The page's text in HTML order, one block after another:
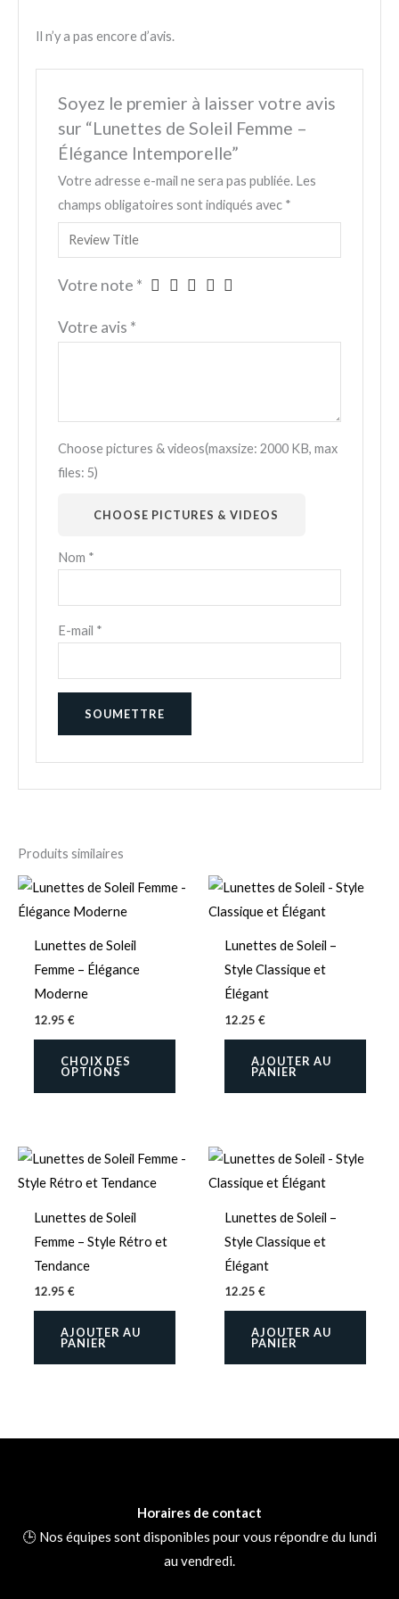
Il n’y a pas encore d’avis.
Soyez le premier à laisser votre avis
sur “Lunettes de Soleil Femme –
Élégance Intemporelle”
Votre adresse e-mail ne sera pas publiée. Les
champs obligatoires sont indiqués avec *
Votre note *
Votre avis *
Choose pictures & videos(maxsize: 2000 KB, max
files: 5)
CHOOSE PICTURES & VIDEOS
Nom *
E-mail *
Produits similaires
Lunettes de Soleil
Femme – Élégance
Moderne
12.95 €
CHOIX DES
OPTIONS
Ce
produit
variations.
Lunettes de Soleil –
Style Classique et
Élégant
12.25 €
AJOUTER AU
PANIER
Lunettes de Soleil
Femme – Style Rétro et
Tendance
12.95 €
AJOUTER AU
PANIER
Lunettes de Soleil –
Style Classique et
Élégant
12.25 €
AJOUTER AU
PANIER
Horaires de contact
🕒 Nos équipes sont disponibles pour vous répondre du lundi
au vendredi.